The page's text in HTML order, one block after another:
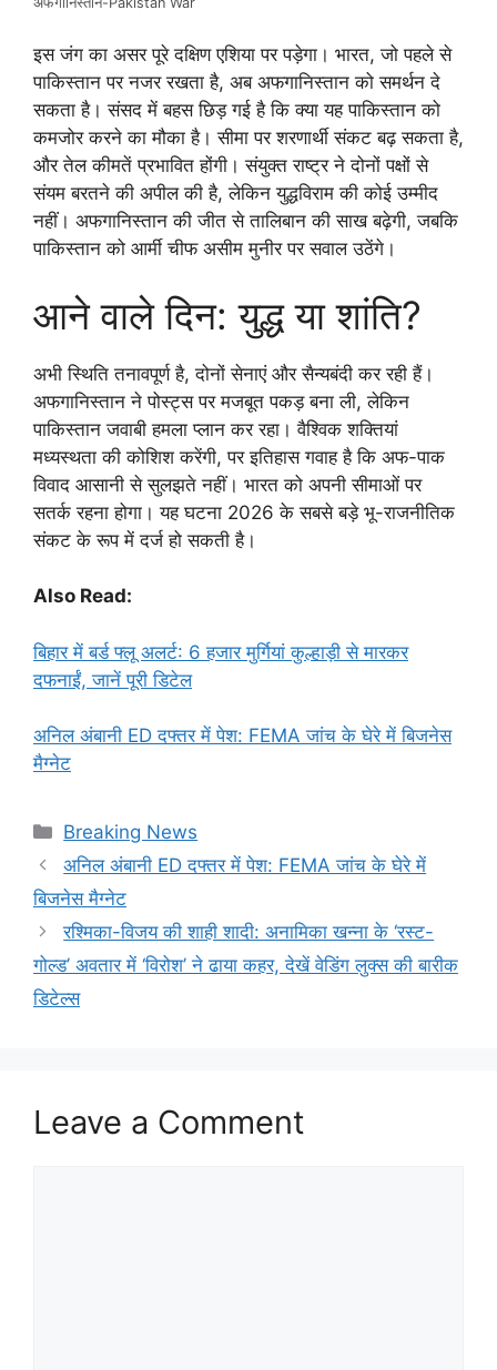
इस जंग का असर पूरे दक्षिण एशिया पर पड़ेगा। भारत, जो पहले से
पाकिस्तान पर नजर रखता है, अब अफगानिस्तान को समर्थन दे
सकता है। संसद में बहस छिड़ गई है कि क्या यह पाकिस्तान को
कमजोर करने का मौका है। सीमा पर शरणार्थी संकट बढ़ सकता है,
और तेल कीमतें प्रभावित होंगी। संयुक्त राष्ट्र ने दोनों पक्षों से
संयम बरतने की अपील की है, लेकिन युद्धविराम की कोई उम्मीद
नहीं। अफगानिस्तान की जीत से तालिबान की साख बढ़ेगी, जबकि
पाकिस्तान को आर्मी चीफ असीम मुनीर पर सवाल उठेंगे।
आने वाले दिन: युद्ध या शांति?
अभी स्थिति तनावपूर्ण है, दोनों सेनाएं और सैन्यबंदी कर रही हैं।
अफगानिस्तान ने पोस्ट्स पर मजबूत पकड़ बना ली, लेकिन
पाकिस्तान जवाबी हमला प्लान कर रहा। वैश्विक शक्तियां
मध्यस्थता की कोशिश करेंगी, पर इतिहास गवाह है कि अफ-पाक
विवाद आसानी से सुलझते नहीं। भारत को अपनी सीमाओं पर
सतर्क रहना होगा। यह घटना 2026 के सबसे बड़े भू-राजनीतिक
संकट के रूप में दर्ज हो सकती है।
Also Read:
बिहार में बर्ड फ्लू अलर्ट: 6 हजार मुर्गियां कुल्हाड़ी से मारकर
दफनाईं, जानें पूरी डिटेल
अनिल अंबानी ED दफ्तर में पेश: FEMA जांच के घेरे में बिजनेस
मैग्नेट
Categories
Breaking News
अनिल अंबानी ED दफ्तर में पेश: FEMA जांच के घेरे में
बिजनेस मैग्नेट
रश्मिका-विजय की शाही शादी: अनामिका खन्ना के ‘रस्ट-
गोल्ड’ अवतार में ‘विरोश’ ने ढाया कहर, देखें वेडिंग लुक्स की बारीक
डिटेल्स
Leave a Comment